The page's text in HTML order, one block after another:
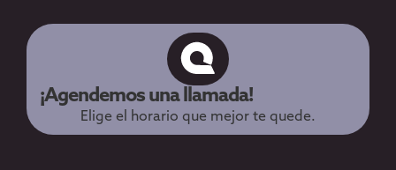
¡Agendemos una llamada!
Elige el horario que mejor te quede.